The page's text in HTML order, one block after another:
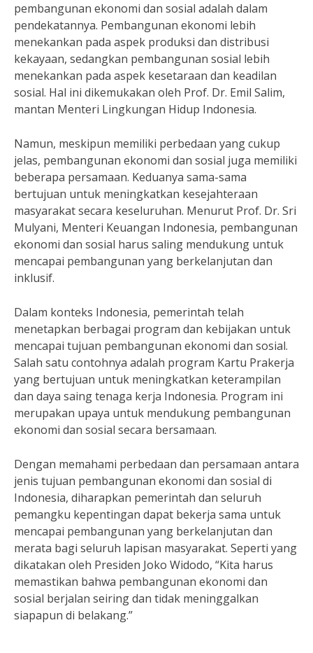
pembangunan ekonomi dan sosial adalah dalam
pendekatannya. Pembangunan ekonomi lebih
menekankan pada aspek produksi dan distribusi
kekayaan, sedangkan pembangunan sosial lebih
menekankan pada aspek kesetaraan dan keadilan
sosial. Hal ini dikemukakan oleh Prof. Dr. Emil Salim,
mantan Menteri Lingkungan Hidup Indonesia.
Namun, meskipun memiliki perbedaan yang cukup
jelas, pembangunan ekonomi dan sosial juga memiliki
beberapa persamaan. Keduanya sama-sama
bertujuan untuk meningkatkan kesejahteraan
masyarakat secara keseluruhan. Menurut Prof. Dr. Sri
Mulyani, Menteri Keuangan Indonesia, pembangunan
ekonomi dan sosial harus saling mendukung untuk
mencapai pembangunan yang berkelanjutan dan
inklusif.
Dalam konteks Indonesia, pemerintah telah
menetapkan berbagai program dan kebijakan untuk
mencapai tujuan pembangunan ekonomi dan sosial.
Salah satu contohnya adalah program Kartu Prakerja
yang bertujuan untuk meningkatkan keterampilan
dan daya saing tenaga kerja Indonesia. Program ini
merupakan upaya untuk mendukung pembangunan
ekonomi dan sosial secara bersamaan.
Dengan memahami perbedaan dan persamaan antara
jenis tujuan pembangunan ekonomi dan sosial di
Indonesia, diharapkan pemerintah dan seluruh
pemangku kepentingan dapat bekerja sama untuk
mencapai pembangunan yang berkelanjutan dan
merata bagi seluruh lapisan masyarakat. Seperti yang
dikatakan oleh Presiden Joko Widodo, “Kita harus
memastikan bahwa pembangunan ekonomi dan
sosial berjalan seiring dan tidak meninggalkan
siapapun di belakang.”